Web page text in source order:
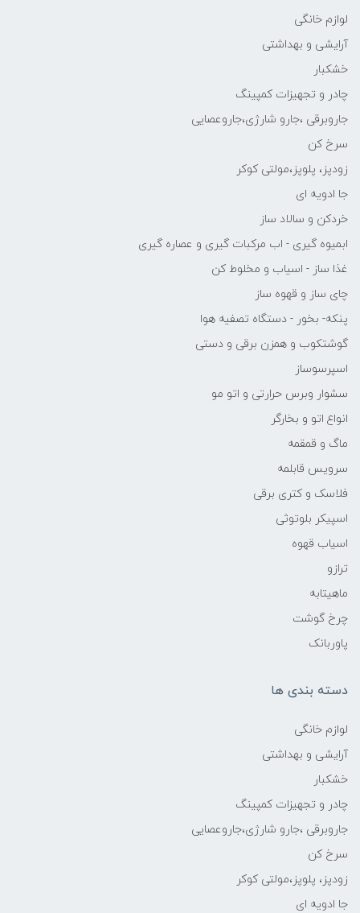
لوازم خانگی
آرایشی و بهداشتی
خشکبار
چادر و تجهیزات کمپینگ
جاروبرقی ،جارو شارژی،جاروعصایی
سرخ کن
زودپز، پلوپز،مولتی کوکر
جا ادویه ای
خردکن و سالاد ساز
ابمیوه گیری - اب مرکبات گیری و عصاره گیری
غذا ساز - اسیاب و مخلوط کن
چای ساز و قهوه ساز
پنکه- بخور - دستگاه تصفیه هوا
گوشتکوب و همزن برقی و دستی
اسپرسوساز
سشوار وبرس حرارتی و اتو مو
انواع اتو و بخارگر
ماگ و قمقمه
سرویس قابلمه
فلاسک و کتری برقی
اسپیکر بلوتوثی
اسیاب قهوه
ترازو
ماهیتابه
چرخ گوشت
پاوربانک
دسته بندی ها
لوازم خانگی
آرایشی و بهداشتی
خشکبار
چادر و تجهیزات کمپینگ
جاروبرقی ،جارو شارژی،جاروعصایی
سرخ کن
زودپز، پلوپز،مولتی کوکر
جا ادویه ای